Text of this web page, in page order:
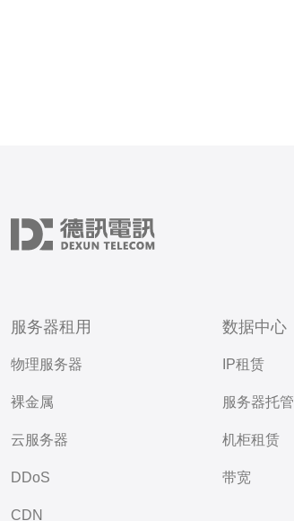
服务器租用
物理服务器
裸金属
云服务器
DDoS
CDN
数据中心
IP租赁
服务器托管
机柜租赁
带宽